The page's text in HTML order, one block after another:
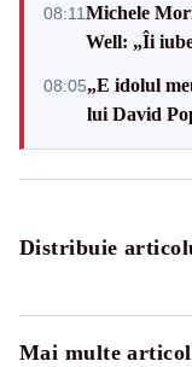
08:11Michele
Well: „Îi
08:05„E idolul
lui David
Distribuie
Mai multe